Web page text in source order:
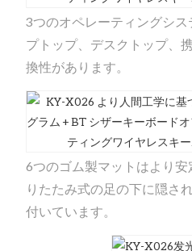
3つのオペレーティングシ
プトップ、デスクトップ、
換性があります。
6つのゴム製マットはより
りたたみ式の足の下に隠さ
付いています。